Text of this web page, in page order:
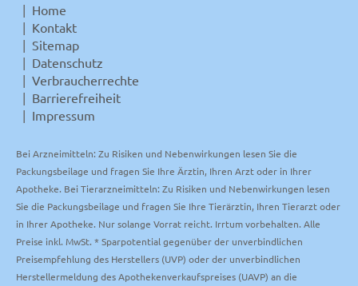
Home
Kontakt
Sitemap
Datenschutz
Verbraucherrechte
Barrierefreiheit
Impressum
Bei Arzneimitteln: Zu Risiken und Nebenwirkungen lesen Sie die
Packungsbeilage und fragen Sie Ihre Ärztin, Ihren Arzt oder in Ihrer
Apotheke. Bei Tierarzneimitteln: Zu Risiken und Nebenwirkungen lesen
Sie die Packungsbeilage und fragen Sie Ihre Tierärztin, Ihren Tierarzt oder
in Ihrer Apotheke. Nur solange Vorrat reicht. Irrtum vorbehalten. Alle
Preise inkl. MwSt. * Sparpotential gegenüber der unverbindlichen
Preisempfehlung des Herstellers (UVP) oder der unverbindlichen
Herstellermeldung des Apothekenverkaufspreises (UAVP) an die